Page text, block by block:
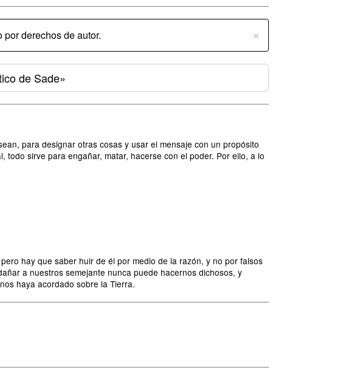
×
derechos de autor.
de Sade»
para designar otras cosas y usar el mensaje con un propósito
sirve para engañar, matar, hacerse con el poder. Por ello, a lo
hay que saber huir de él por medio de la razón, y no por falsos
a nuestros semejante nunca puede hacernos dichosos, y
haya acordado sobre la Tierra.